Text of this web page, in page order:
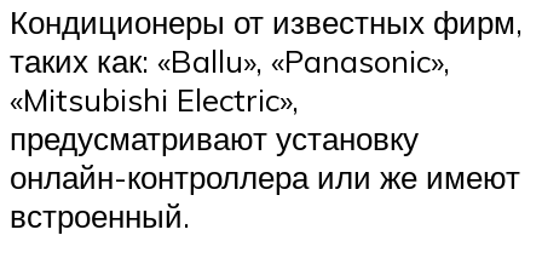
Кондиционеры от известных фирм,
таких как: «Ballu», «Panasonic»,
«Mitsubishi Electric»,
предусматривают установку
онлайн-контроллера или же имеют
встроенный.